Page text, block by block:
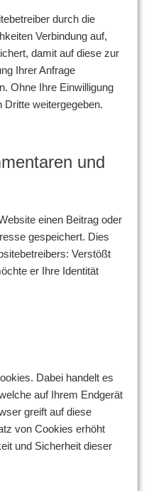
durch die
Verbindung auf,
damit auf diese zur
Ihrer Anfrage
Ohne Ihre Einwilligung
Dritte weitergegeben.
und
einen Beitrag oder
gespeichert. Dies
Verstößt
er Ihre Identität
Dabei handelt es
auf Ihrem Endgerät
greift auf diese
von Cookies erhöht
und Sicherheit dieser